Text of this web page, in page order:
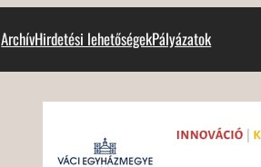
ArchívHirdetési lehetőségekPályázatok